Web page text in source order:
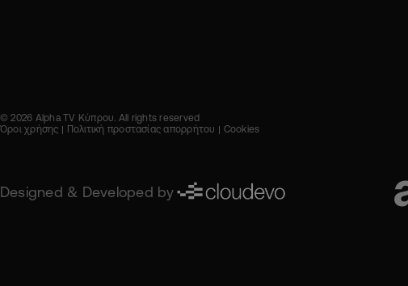
© 2026 Alpha TV Κύπρου. All rights reserved
Όροι χρήσης
Πολιτική προστασίας απορρήτου Cookies
Designed & Developed by